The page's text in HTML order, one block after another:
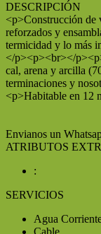
DESCRIPCIÓN
<p>Construcción de
reforzados y
termicidad y lo más
</p><p><br></
cal, arena y arcilla
terminaciones y
<p>Habitable en 12
Envianos un
ATRIBUTOS
:
SERVICIOS
Agua
Cable